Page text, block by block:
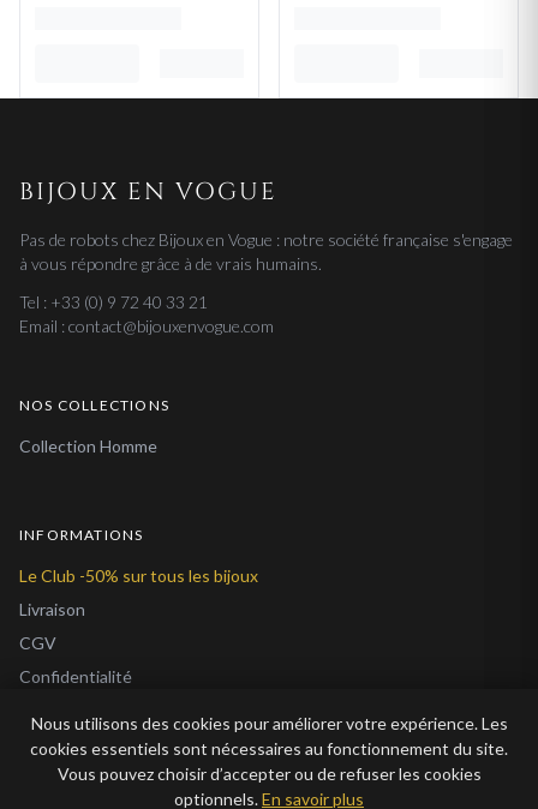
BIJOUX EN VOGUE
Pas de robots chez Bijoux en Vogue : notre société française s'engage
à vous répondre grâce à de vrais humains.
Tel : +33 (0) 9 72 40 33 21
Email : contact@bijouxenvogue.com
NOS COLLECTIONS
Collection Homme
INFORMATIONS
Le Club -50% sur tous les bijoux
Livraison
CGV
Confidentialité
À Propos
Nous utilisons des cookies pour améliorer votre expérience. Les
cookies essentiels sont nécessaires au fonctionnement du site.
Vous pouvez choisir d’accepter ou de refuser les cookies
optionnels.En savoir plus